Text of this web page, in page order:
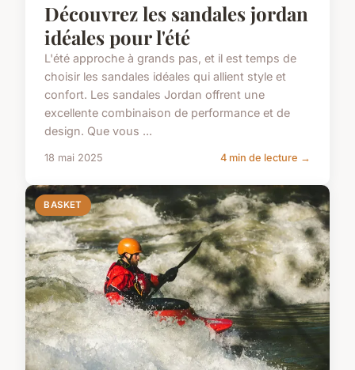
Découvrez les sandales jordan
idéales pour l'été
L'été approche à grands pas, et il est temps de
choisir les sandales idéales qui allient style et
confort. Les sandales Jordan offrent une
excellente combinaison de performance et de
design. Que vous ...
18 mai 2025 4 min de lecture →
BASKET